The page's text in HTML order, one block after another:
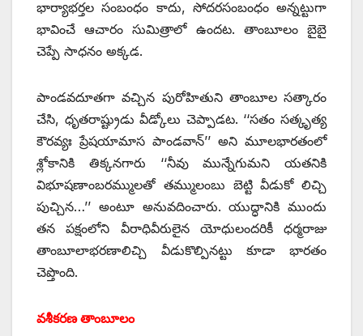
భార్యాభర్తల సంబంధం కాదు, సోదరసంబంధం అన్నట్టుగా
భావించే ఆచారం సుమిత్రాలో ఉందట. తాంబూలం బైబై
చెప్పే సాధనం అక్కడ.
పాండవదూతగా వచ్చిన పురోహితుని తాంబూల సత్కారం
చేసి, ధృతరాష్ట్రుడు వీడ్కోలు చెప్పాడట. ‘‘సతం సత్కృత్య
కౌరవ్యః ప్రేషయామాస పాండవాన్‌’’ అని మూలభారతంలో
శ్లోకానికి తిక్కనగారు ‘‘నీవు మున్నేగుమని యతనికి
విభూషణాంబరమ్ములతో తమ్ములంబు బెట్టి వీడుకో లిచ్చి
పుచ్చిన…’’ అంటూ అనువదించారు. యుద్ధానికి ముందు
తన పక్షంలోని వీరాధివీరులైన యోధులందరికీ ధర్మరాజు
తాంబూలాభరణాలిచ్చి వీడుకొల్పినట్టు కూడా భారతం
చెప్తొంది.
వశీకరణ తాంబూలం